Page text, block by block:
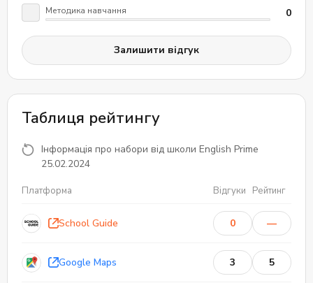
Методика навчання 0
Залишити відгук
Таблиця рейтингу
Інформація про набори від школи English Prime
25.02.2024
Платформа Відгуки Рейтинг
School Guide 0 —
Google Maps 3 5